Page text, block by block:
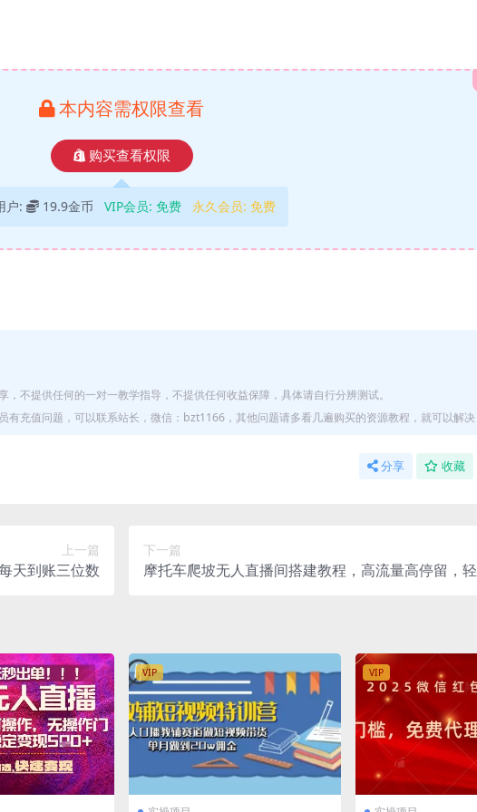
本内容需权限查看
购买查看权限
户: 19.9金币 VIP会员: 免费 永久会员: 免费
不提供任何的一对一教学指导，不提供任何收益保障，具体请自行分辨测试。
有充值问题，可以联系站长，微信：bzt1166，其他问题请多看几遍购买的资源教程，就可以解
分享 收藏
上一篇
天到账三位数
下一篇
摩托车爬坡无人直播间搭建教程，高流量高停留，
VIP VIP